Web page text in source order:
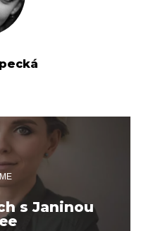
s Janinou